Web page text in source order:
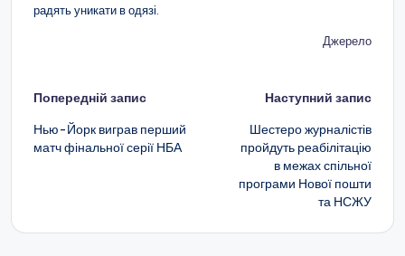
радять уникати в одязі.
Джерело
Навігація
по
запису
Попередній запис
Нью-Йорк виграв перший
матч фінальної серії НБА
Наступний запис
Шестеро журналістів
пройдуть реабілітацію
в межах спільної
програми Нової пошти
та НСЖУ